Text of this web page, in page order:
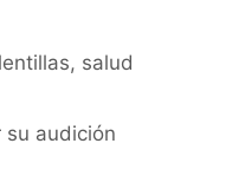
lentillas, salud
su audición